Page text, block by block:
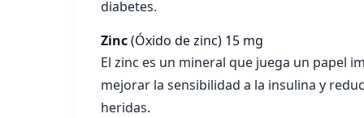
diabetes.
Zinc(Óxido de zinc) 15 mg
El zinc es un mineral que juega un papel
mejorar la sensibilidad a la insulina y
heridas.